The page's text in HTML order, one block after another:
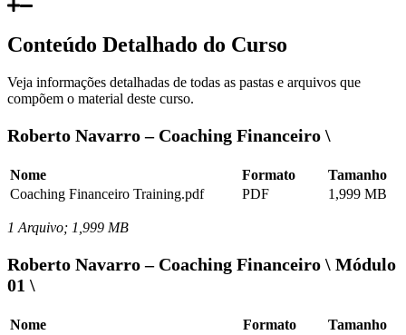
Conteúdo Detalhado do Curso
Veja informações detalhadas de todas as pastas e arquivos que
compõem o material deste curso.
Roberto Navarro – Coaching Financeiro \
Nome Formato
Tamanho
Coaching Financeiro Training.pdf
PDF 1,999 MB
1 Arquivo; 1,999 MB
Roberto Navarro – Coaching Financeiro \ Módulo
01 \
Nome Formato
Tamanho